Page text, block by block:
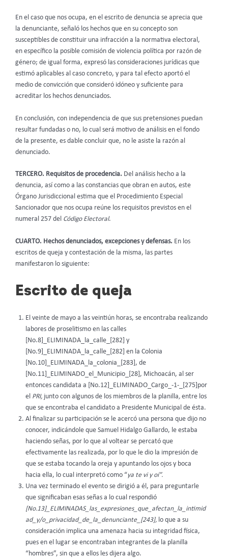
En el caso que nos ocupa, en el escrito de denuncia se aprecia que
la denunciante, señaló los hechos que en su concepto son
susceptibles de constituir una infracción a la normativa electoral,
en específico la posible comisión de violencia política por razón de
género; de igual forma, expresó las consideraciones jurídicas que
estimó aplicables al caso concreto, y para tal efecto aportó el
medio de convicción que consideró idóneo y suficiente para
acreditar los hechos denunciados.
En conclusión, con independencia de que sus pretensiones puedan
resultar fundadas o no, lo cual será motivo de análisis en el fondo
de la presente, es dable concluir que, no le asiste la razón al
denunciado.
TERCERO. Requisitos de procedencia. Del análisis hecho a la
denuncia, así como a las constancias que obran en autos, este
Órgano Jurisdiccional estima que el Procedimiento Especial
Sancionador que nos ocupa reúne los requisitos previstos en el
numeral 257 del Código Electoral.
CUARTO. Hechos denunciados, excepciones y defensas. En los
escritos de queja y contestación de la misma, las partes
manifestaron lo siguiente:
Escrito de queja
El veinte de mayo a las veintiún horas, se encontraba realizando
labores de proselitismo en las calles
[No.8]_ELIMINADA_la_calle_[282] y
[No.9]_ELIMINADA_la_calle_[282] en la Colonia
[No.10]_ELIMINADA_la_colonia_[283], de
[No.11]_ELIMINADO_el_Municipio_[28], Michoacán, al ser
entonces candidata a [No.12]_ELIMINADO_Cargo_-1-_[275]por
el PRI, junto con algunos de los miembros de la planilla, entre los
que se encontraba el candidato a Presidente Municipal de ésta.
Al finalizar su participación se le acercó una persona que dijo no
conocer, indicándole que Samuel Hidalgo Gallardo, le estaba
haciendo señas, por lo que al voltear se percató que
efectivamente las realizada, por lo que le dio la impresión de
que se estaba tocando la oreja y apuntando los ojos y boca
hacia ella, lo cual interpretó como “ya te vi y oí”.
Una vez terminado el evento se dirigió a él, para preguntarle
que significaban esas señas a lo cual respondió
[No.13]_ELIMINADAS_las_expresiones_que_afectan_la_intimid
ad_y/o_privacidad_de_la_denunciante_[243], lo que a su
consideración implica una amenaza hacia su integridad física,
pues en el lugar se encontraban integrantes de la planilla
“hombres”, sin que a ellos les dijera algo.